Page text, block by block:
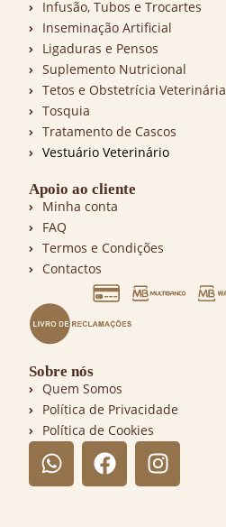
Infusão, Tubos e Trocartes
Inseminação Artificial
Ligaduras e Pensos
Suplemento Nutricional
Tetos e Obstetrícia Veterinária
Tosquia
Tratamento de Cascos
Vestuário Veterinário
Apoio ao cliente
Minha conta
FAQ
Termos e Condições
Contactos
Sobre nós
Quem Somos
Política de Privacidade
Política de Cookies